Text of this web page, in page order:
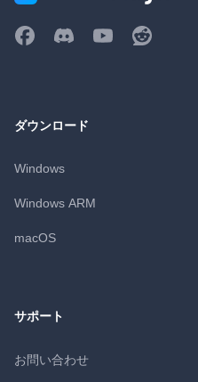
ダウンロード
Windows
Windows ARM
macOS
サポート
お問い合わせ